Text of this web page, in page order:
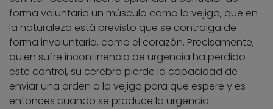
forma voluntaria un músculo como la vejiga, que en
la naturaleza está previsto que se contraiga de
forma involuntaria, como el corazón. Precisamente,
quien sufre incontinencia de urgencia ha perdido
este control, su cerebro pierde la capacidad de
enviar una orden a la vejiga para que espere y es
entonces cuando se produce la urgencia.